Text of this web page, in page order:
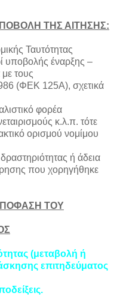
ΤΗΣ ΑΙΤΗΣΗΣ:
Ταυτότητας
υποβολής έναρξης –
τους
(ΦΕΚ 125Α), σχετικά
φορέα
κ.λ.π. τότε
ορισμού νομίμου
ή άδεια
που χορηγήθηκε
ΤΟΥ
(μεταβολή ή
επιτηδεύματος